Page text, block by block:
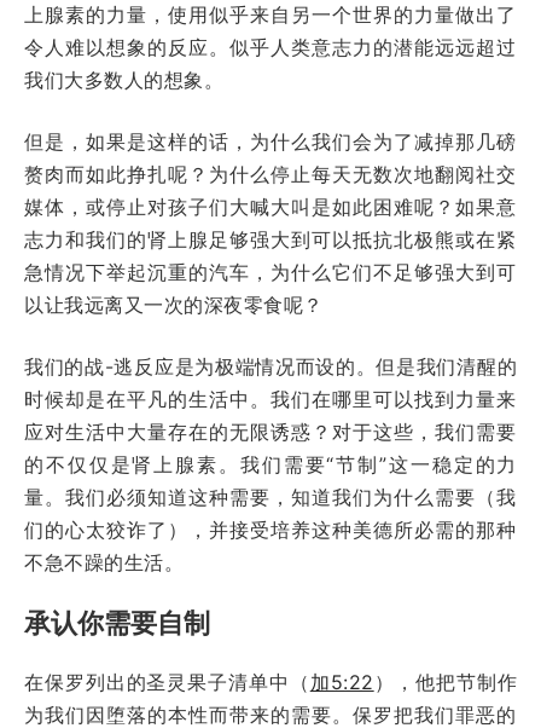
上腺素的力量，使用似乎来自另一个世界的力量做出了
令人难以想象的反应。似乎人类意志力的潜能远远超过
我们大多数人的想象。
但是，如果是这样的话，为什么我们会为了减掉那几磅
赘肉而如此挣扎呢？为什么停止每天无数次地翻阅社交
媒体，或停止对孩子们大喊大叫是如此困难呢？如果意
志力和我们的肾上腺足够强大到可以抵抗北极熊或在紧
急情况下举起沉重的汽车，为什么它们不足够强大到可
以让我远离又一次的深夜零食呢？
我们的战-逃反应是为极端情况而设的。但是我们清醒的
时候却是在平凡的生活中。我们在哪里可以找到力量来
应对生活中大量存在的无限诱惑？对于这些，我们需要
的不仅仅是肾上腺素。我们需要“节制”这一稳定的力
量。我们必须知道这种需要，知道我们为什么需要（我
们的心太狡诈了），并接受培养这种美德所必需的那种
不急不躁的生活。
承认你需要自制
在保罗列出的圣灵果子清单中（ 加5:22 ），他把节制作
为我们因堕落的本性而带来的需要。保罗把我们罪恶的